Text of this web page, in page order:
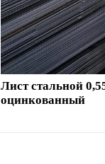
Лист стальной
оцинкованный